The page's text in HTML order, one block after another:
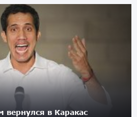
вернулся в Каракас